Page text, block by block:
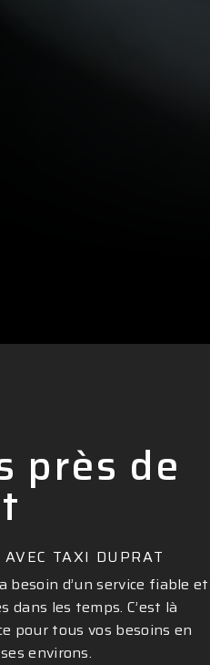
près de
TAXI DUPRAT
d’un service fiable et
les temps. C’est là
pour tous vos besoins en
environs.